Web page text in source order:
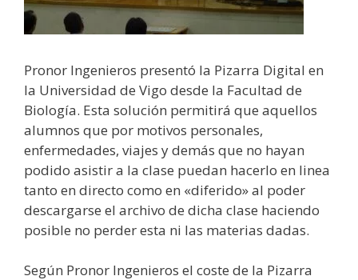
Pronor Ingenieros presentó la Pizarra Digital en
la Universidad de Vigo desde la Facultad de
Biología. Esta solución permitirá que aquellos
alumnos que por motivos personales,
enfermedades, viajes y demás que no hayan
podido asistir a la clase puedan hacerlo en linea
tanto en directo como en «diferido» al poder
descargarse el archivo de dicha clase haciendo
posible no perder esta ni las materias dadas.
Según Pronor Ingenieros el coste de la Pizarra